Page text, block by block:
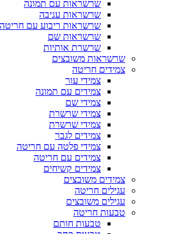
שרשראות עם תמונה
שרשראות עניבה
שרשראות ריבוע עם חריטה
שרשראות שם
שרשרת אותיות
שרשראות משובצים
צמידים חריטה
צמידי עור
צמידים עם תמונה
צמידי שם
צמידי שרשרת
צמידי שרשרת
צמידים לגבר
צמידי פלטה עם חריטה
צמידים עם חריטה
צמידים קשיחים
צמידים משובצים
עגילים חריטה
עגילים משובצים
טבעות חריטה
טבעות חותם